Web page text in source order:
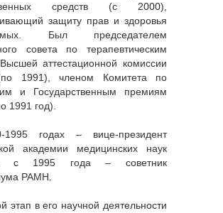
средств (с 2000),
защиту прав и здоровья
Был председателем
совета по терапевтическим
аттестационной комиссии
1991), членом Комитета по
и Государственным премиям
1991 год).
годах – вице-президент
академии медицинских наук
с 1995 года – советник
РАМН.
этап в его научной деятельности